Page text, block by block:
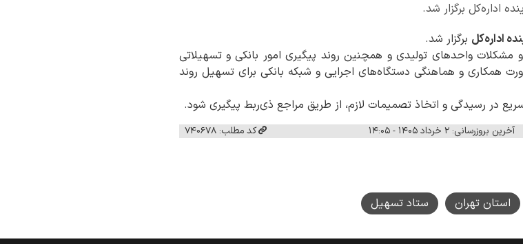
اداره‌کل برگزار شد.
اداره‌کل برگزار شد.
واحدهای تولیدی و همچنین روند پیگیری امور بانکی و تسهیلاتی
همکاری و هماهنگی دستگاه‌های اجرایی و شبکه بانکی برای تسهیل روند
در رسیدگی و اتخاذ تصمیمات لازم، از طریق مراجع ذی‌ربط پیگیری شود.
آخرین بروزرسانی: ۲ خرداد ۱۴۰۵ - ۱۴:۰۵ کد مطلب: 740678
استان تهران ستاد تسهیل